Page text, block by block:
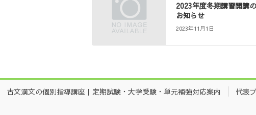
2023年度冬期講習開講の
お知らせ
2023年11月1日
古文漢文の個別指導講座｜定期試験・大学受験・単元補強対応案内 代表